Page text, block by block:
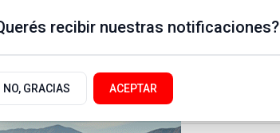
recibir nuestras notificaciones?
NO, GRACIAS ACEPTAR